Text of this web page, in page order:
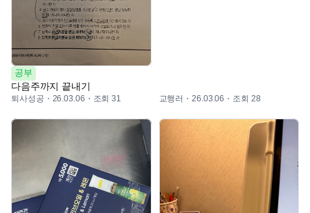
공부
다음주까지 끝내기
퇴사성공 26.03.06 조회 31 교행러 26.03.06 조회 28